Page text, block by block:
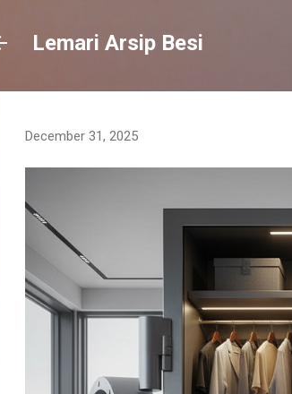
Lemari Arsip Besi
December 31, 2025